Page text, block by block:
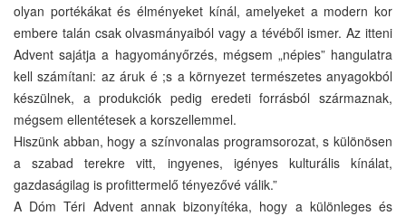
olyan portékákat és élményeket kínál, amelyeket a modern kor
embere talán csak olvasmányaiból vagy a tévéből ismer. Az itteni
Advent sajátja a hagyományőrzés, mégsem „népies” hangulatra
kell számítani: az áruk é ;s a környezet természetes anyagokból
készülnek, a produkciók pedig eredeti forrásból származnak,
mégsem ellentétesek a korszellemmel.
Hiszünk abban, hogy a színvonalas programsorozat, s különösen
a szabad terekre vitt, ingyenes, igényes kulturális kínálat,
gazdaságilag is profittermelő tényezővé válik.”
A Dóm Téri Advent annak bizonyítéka, hogy a különleges és